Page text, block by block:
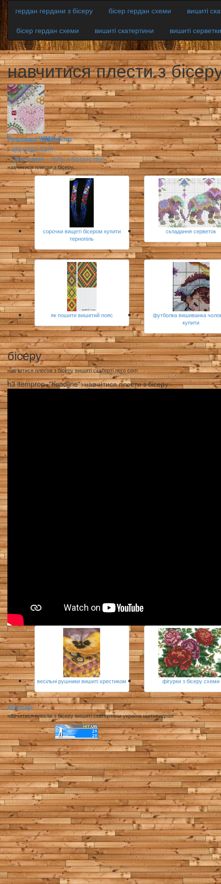
гердан гердани з бісеру бісер гердан схеми
вишиті
бісер гердан схеми
вишиті скатертини вишиті серветки
навчитися плести з
Реклама WMlink.ru
-qiq.ucoz.com
-Экономия - путь к богатству!
навчитися плести з бісеру
сорочки вищеті бісером купити
тернопіль
складання серветок
як пошити вишитий пояс
футболка вишиванка
купити
бісеру
навчитися плести з бісеру вишиті скатерті лего com
h3 itemprop="headline">навчитися плести з бісеру
весільні рушники вишиті хрестиком фігурки з бісеру схеми
sitemap
навчитися плести з бісеру вишиті скатертини україна щитовидная